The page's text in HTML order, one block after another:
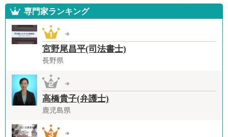
専門家ランキング
宮野尾昌平(司法書士)
長野県
高橋貴子(弁護士)
鹿児島県